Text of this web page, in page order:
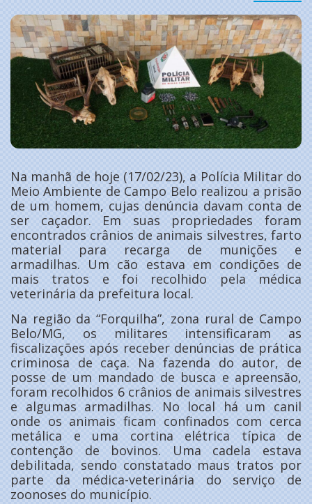
Na manhã de hoje (17/02/23), a Polícia Militar do
Meio Ambiente de Campo Belo realizou a prisão
de um homem, cujas denúncia davam conta de
ser caçador. Em suas propriedades foram
encontrados crânios de animais silvestres, farto
material para recarga de munições e
armadilhas. Um cão estava em condições de
mais tratos e foi recolhido pela médica
veterinária da prefeitura local.
Na região da “Forquilha”, zona rural de Campo
Belo/MG, os militares intensificaram as
fiscalizações após receber denúncias de prática
criminosa de caça. Na fazenda do autor, de
posse de um mandado de busca e apreensão,
foram recolhidos 6 crânios de animais silvestres
e algumas armadilhas. No local há um canil
onde os animais ficam confinados com cerca
metálica e uma cortina elétrica típica de
contenção de bovinos. Uma cadela estava
debilitada, sendo constatado maus tratos por
parte da médica-veterinária do serviço de
zoonoses do município.